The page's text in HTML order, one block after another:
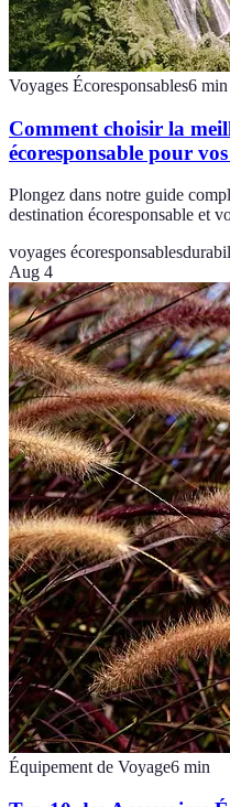
Voyages Écoresponsables6 min
Comment choisir la
écoresponsable pour
Plongez dans notre guide
destination écoresponsable et
voyages écoresponsables
Aug 4
Équipement de Voyage6 min